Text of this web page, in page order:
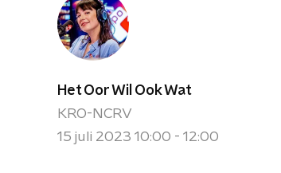
Het Oor Wil Ook Wat
KRO-NCRV
15 juli 2023 10:00 - 12:00